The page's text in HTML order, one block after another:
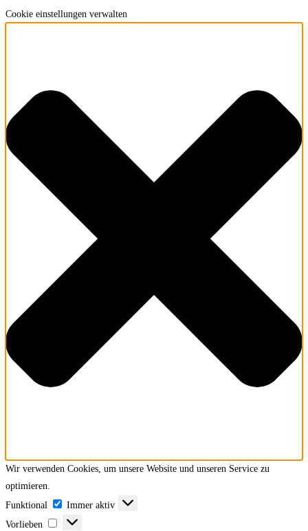
Cookie einstellungen verwalten
Wir verwenden Cookies, um unsere Website und unseren Service zu
optimieren.
Funktional
Funktional
Immer aktiv
Vorlieben
Vorlieben